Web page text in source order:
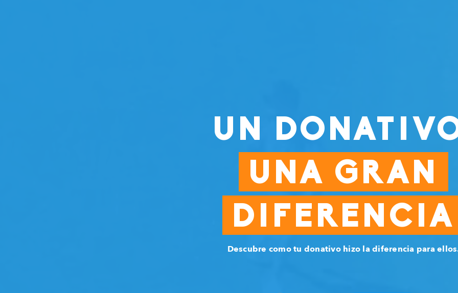
UN
UNA GRAN
DIFERENCIA
Descubre como tu donativo hizo la diferencia para